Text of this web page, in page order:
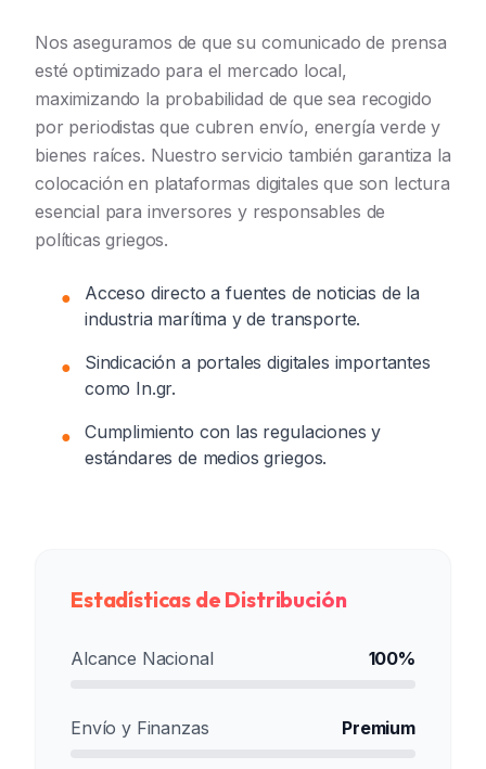
Nos aseguramos de que su comunicado de prensa
esté optimizado para el mercado local,
maximizando la probabilidad de que sea recogido
por periodistas que cubren envío, energía verde y
bienes raíces. Nuestro servicio también garantiza la
colocación en plataformas digitales que son lectura
esencial para inversores y responsables de
políticas griegos.
●
Acceso directo a fuentes de noticias de la
industria marítima y de transporte.
●
Sindicación a portales digitales importantes
como In.gr.
●
Cumplimiento con las regulaciones y
estándares de medios griegos.
Estadísticas de Distribución
Alcance Nacional 100%
Envío y Finanzas Premium